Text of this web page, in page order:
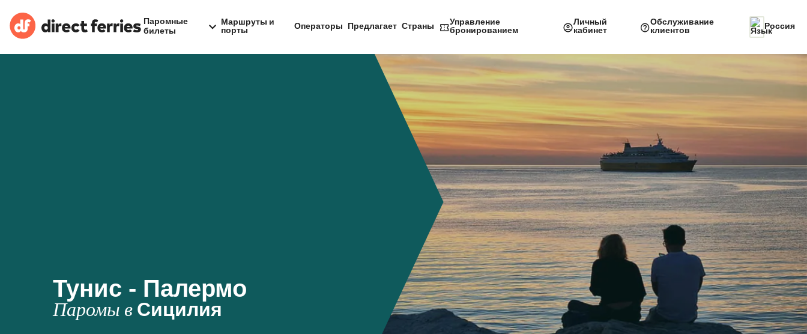
Паромные
билеты
Маршруты и
порты
Операторы Предлагает Страны
Управление
бронированием
Личный
кабинет
Обслуживание
клиентов
Россия
Тунис - Палермо
Паромы в Сицилия